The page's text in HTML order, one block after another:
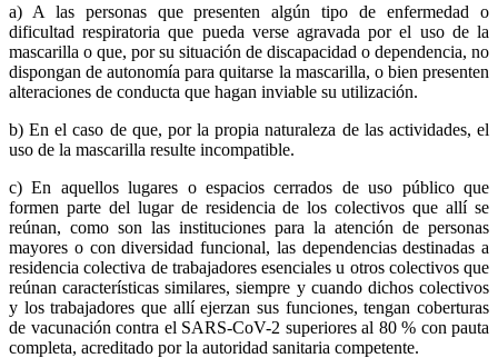
a) A las personas que presenten algún tipo de enfermedad o
dificultad respiratoria que pueda verse agravada por el uso de la
mascarilla o que, por su situación de discapacidad o dependencia, no
dispongan de autonomía para quitarse la mascarilla, o bien presenten
alteraciones de conducta que hagan inviable su utilización.
b) En el caso de que, por la propia naturaleza de las actividades, el
uso de la mascarilla resulte incompatible.
c) En aquellos lugares o espacios cerrados de uso público que
formen parte del lugar de residencia de los colectivos que allí se
reúnan, como son las instituciones para la atención de personas
mayores o con diversidad funcional, las dependencias destinadas a
residencia colectiva de trabajadores esenciales u otros colectivos que
reúnan características similares, siempre y cuando dichos colectivos
y los trabajadores que allí ejerzan sus funciones, tengan coberturas
de vacunación contra el SARS-CoV-2 superiores al 80 % con pauta
completa, acreditado por la autoridad sanitaria competente.